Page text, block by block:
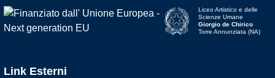
Liceo Artistico e delle
Scienze Umane
Giorgio de Chirico
Torre Annunziata (NA)
Link Esterni